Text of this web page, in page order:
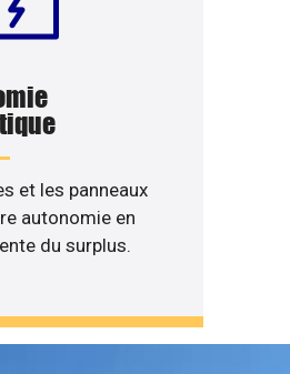
et les panneaux
autonomie en
du surplus.